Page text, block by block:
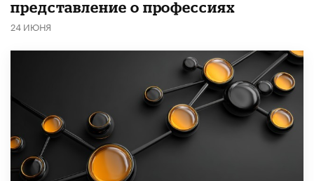
представление о профессиях
24 ИЮНЯ